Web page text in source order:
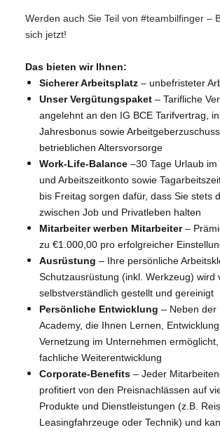
Werden auch Sie Teil von #teambilfinger –
sich jetzt!
Das bieten wir Ihnen:
Sicherer Arbeitsplatz – unbefristeter
Unser Vergütungspaket – Tarifliche
angelehnt an den IG BCE Tarifvertrag,
Jahresbonus sowie
betrieblichen Altersvorsorge
Work-Life-Balance –30 Tage Urlaub
und Arbeitszeitkonto sowie
bis Freitag sorgen dafür, dass Sie stets
zwischen Job und Privatleben halten
Mitarbeiter werben Mitarbeiter–
zu €1.000,00 pro erfolgreicher
Ausrüstung – Ihre persönliche
Schutzausrüstung (inkl. Werkzeug) wird
selbstverständlich gestellt und gereinigt
Persönliche Entwicklung – Neben der
Academy, die Ihnen Lernen,
Vernetzung im Unternehmen
fachliche Weiterentwicklung
Corporate-Benefits – Jeder
profitiert von den Preisnachlässen auf
Produkte und Dienstleistungen (z.B.
Leasingfahrzeuge oder Technik) und